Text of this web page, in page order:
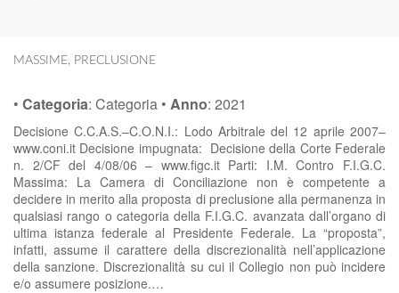
MASSIME, PRECLUSIONE
• Categoria: Categoria • Anno: 2021
Decisione C.C.A.S.–C.O.N.I.: Lodo Arbitrale del 12 aprile 2007–
www.coni.it Decisione impugnata: Decisione della Corte Federale
n. 2/CF del 4/08/06 – www.figc.it Parti: I.M. Contro F.I.G.C.
Massima: La Camera di Conciliazione non è competente a
decidere in merito alla proposta di preclusione alla permanenza in
qualsiasi rango o categoria della F.I.G.C. avanzata dall’organo di
ultima istanza federale al Presidente Federale. La “proposta”,
infatti, assume il carattere della discrezionalità nell’applicazione
della sanzione. Discrezionalità su cui il Collegio non può incidere
e/o assumere posizione.…